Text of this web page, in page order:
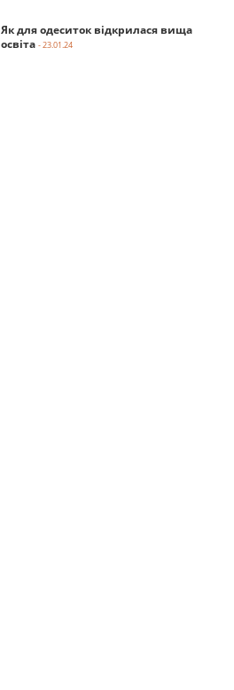
Як для одеситок відкрилася вища
освіта - 23.01.24